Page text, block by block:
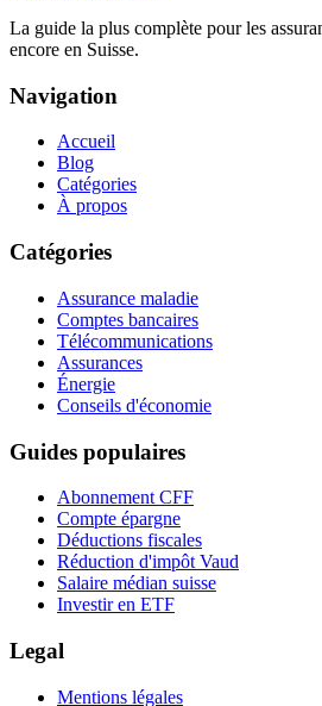
La guide la plus complète pour les
encore en Suisse.
Navigation
Accueil
Blog
Catégories
À propos
Catégories
Assurance maladie
Comptes bancaires
Télécommunications
Assurances
Énergie
Conseils d'économie
Guides populaires
Abonnement CFF
Compte épargne
Déductions fiscales
Réduction d'impôt Vaud
Salaire médian suisse
Investir en ETF
Legal
Mentions légales